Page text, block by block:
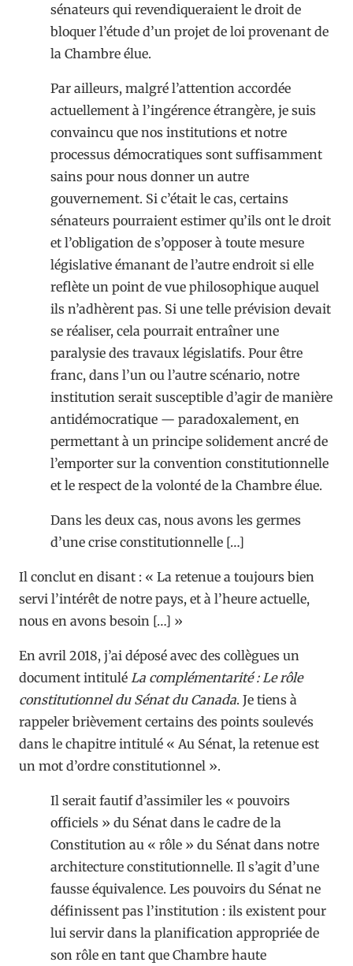
sénateurs qui revendiqueraient le droit de
bloquer l’étude d’un projet de loi provenant de
la Chambre élue.
Par ailleurs, malgré l’attention accordée
actuellement à l’ingérence étrangère, je suis
convaincu que nos institutions et notre
processus démocratiques sont suffisamment
sains pour nous donner un autre
gouvernement. Si c’était le cas, certains
sénateurs pourraient estimer qu’ils ont le droit
et l’obligation de s’opposer à toute mesure
législative émanant de l’autre endroit si elle
reflète un point de vue philosophique auquel
ils n’adhèrent pas. Si une telle prévision devait
se réaliser, cela pourrait entraîner une
paralysie des travaux législatifs. Pour être
franc, dans l’un ou l’autre scénario, notre
institution serait susceptible d’agir de manière
antidémocratique — paradoxalement, en
permettant à un principe solidement ancré de
l’emporter sur la convention constitutionnelle
et le respect de la volonté de la Chambre élue.
Dans les deux cas, nous avons les germes
d’une crise constitutionnelle […]
Il conclut en disant : « La retenue a toujours bien
servi l’intérêt de notre pays, et à l’heure actuelle,
nous en avons besoin […] »
En avril 2018, j’ai déposé avec des collègues un
document intitulé La complémentarité : Le rôle
constitutionnel du Sénat du Canada. Je tiens à
rappeler brièvement certains des points soulevés
dans le chapitre intitulé « Au Sénat, la retenue est
un mot d’ordre constitutionnel ».
Il serait fautif d’assimiler les « pouvoirs
officiels » du Sénat dans le cadre de la
Constitution au « rôle » du Sénat dans notre
architecture constitutionnelle. Il s’agit d’une
fausse équivalence. Les pouvoirs du Sénat ne
définissent pas l’institution : ils existent pour
lui servir dans la planification appropriée de
son rôle en tant que Chambre haute